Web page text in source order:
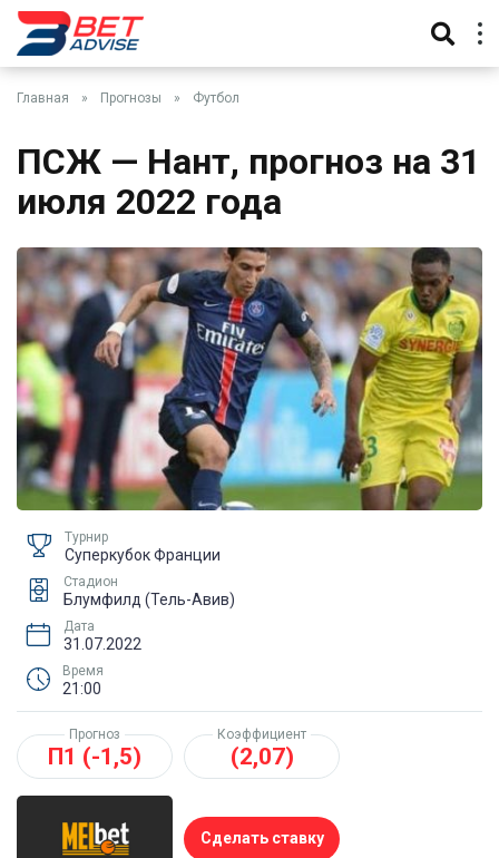
Главная » Прогнозы » Футбол
ПСЖ — Нант, прогноз на 31
июля 2022 года
Турнир
Суперкубок Франции
Стадион
Блумфилд (Тель-Авив)
Дата
31.07.2022
Время
21:00
Прогноз
П1 (-1,5)
Коэффициент
(2,07)
Сделать ставку